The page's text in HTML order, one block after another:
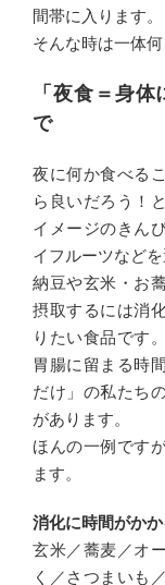
間帯に入ります。
そんな時は一体
「夜食＝身
で
夜に何か食べる
ら良いだろう！
イメージのきん
イフルーツなど
納豆や玄米・お
摂取するには消
りたい食品です
胃腸に留まる時
だけ」の私たち
があります。
ほんの一例です
ます。
消化に時間がか
玄米／蕎麦／オ
く／さつまいも